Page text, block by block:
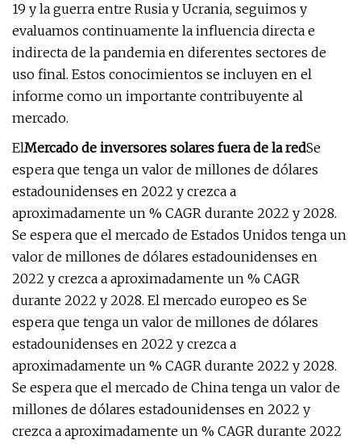
19 y la guerra entre Rusia y Ucrania, seguimos y
evaluamos continuamente la influencia directa e
indirecta de la pandemia en diferentes sectores de
uso final. Estos conocimientos se incluyen en el
informe como un importante contribuyente al
mercado.
ElMercado de inversores solares fuera de la redSe
espera que tenga un valor de millones de dólares
estadounidenses en 2022 y crezca a
aproximadamente un % CAGR durante 2022 y 2028.
Se espera que el mercado de Estados Unidos tenga un
valor de millones de dólares estadounidenses en
2022 y crezca a aproximadamente un % CAGR
durante 2022 y 2028. El mercado europeo es Se
espera que tenga un valor de millones de dólares
estadounidenses en 2022 y crezca a
aproximadamente un % CAGR durante 2022 y 2028.
Se espera que el mercado de China tenga un valor de
millones de dólares estadounidenses en 2022 y
crezca a aproximadamente un % CAGR durante 2022